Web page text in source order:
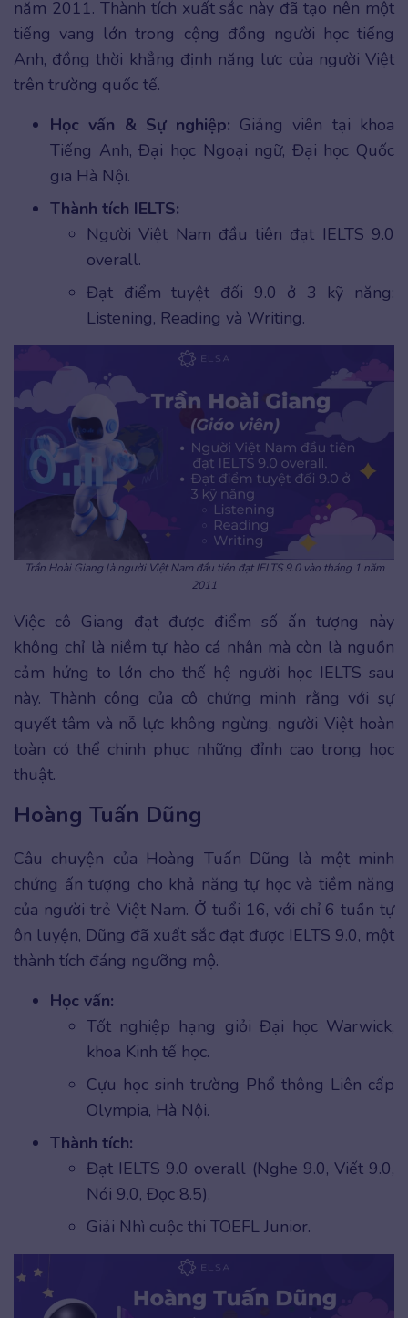
năm 2011. Thành tích xuất sắc này đã tạo nên một
tiếng vang lớn trong cộng đồng người học tiếng
Anh, đồng thời khẳng định năng lực của người Việt
trên trường quốc tế.
Học vấn & Sự nghiệp: Giảng viên tại khoa
Tiếng Anh, Đại học Ngoại ngữ, Đại học Quốc
gia Hà Nội.
Thành tích IELTS:
Người Việt Nam đầu tiên đạt IELTS 9.0
overall.
Đạt điểm tuyệt đối 9.0 ở 3 kỹ năng:
Listening, Reading và Writing.
Trần Hoài Giang là người Việt Nam đầu tiên đạt IELTS 9.0 vào tháng 1 năm
2011
Việc cô Giang đạt được điểm số ấn tượng này
không chỉ là niềm tự hào cá nhân mà còn là nguồn
cảm hứng to lớn cho thế hệ người học IELTS sau
này. Thành công của cô chứng minh rằng với sự
quyết tâm và nỗ lực không ngừng, người Việt hoàn
toàn có thể chinh phục những đỉnh cao trong học
thuật.
Hoàng Tuấn Dũng
Câu chuyện của Hoàng Tuấn Dũng là một minh
chứng ấn tượng cho khả năng tự học và tiềm năng
của người trẻ Việt Nam. Ở tuổi 16, với chỉ 6 tuần tự
ôn luyện, Dũng đã xuất sắc đạt được IELTS 9.0, một
thành tích đáng ngưỡng mộ.
Học vấn:
Tốt nghiệp hạng giỏi Đại học Warwick,
khoa Kinh tế học.
Cựu học sinh trường Phổ thông Liên cấp
Olympia, Hà Nội.
Thành tích:
Đạt IELTS 9.0 overall (Nghe 9.0, Viết 9.0,
Nói 9.0, Đọc 8.5).
Giải Nhì cuộc thi TOEFL Junior.